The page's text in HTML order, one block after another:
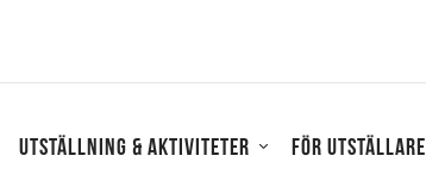
Utställning & aktiviteter För utställare